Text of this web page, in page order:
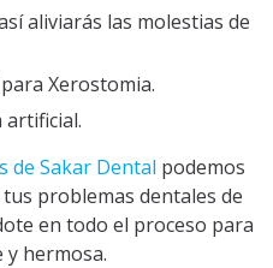
aliviarás las molestias de
Xerostomia.
artificial.
de Sakar Dental podemos
problemas dentales de
en todo el proceso para
y hermosa.